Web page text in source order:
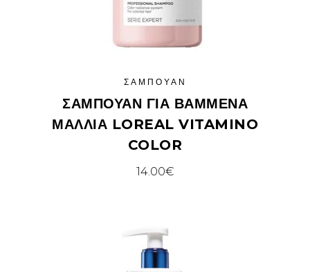
ΣΑΜΠΟΥΆΝ
ΣΑΜΠΟΥΆΝ ΓΙΑ ΒΑΜΜΈΝΑ
ΜΑΛΛΙΆ LOREAL VITAMINO
COLOR
14.00€